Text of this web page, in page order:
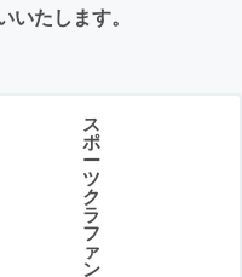
たします。
ス
ポ
ー
ツ
ク
ラ
フ
ァ
ン